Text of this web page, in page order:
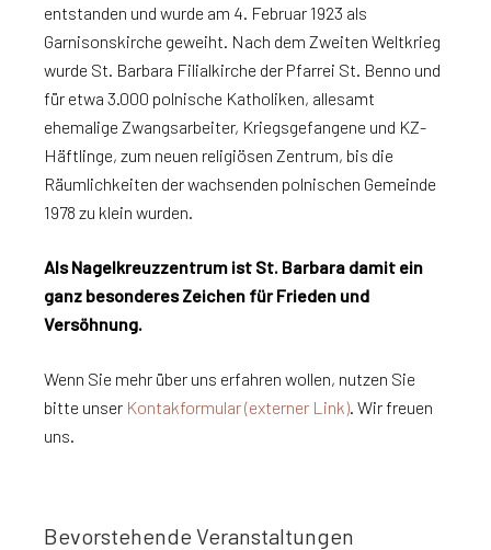
entstanden und wurde am 4. Februar 1923 als
Garnisonskirche geweiht. Nach dem Zweiten Weltkrieg
wurde St. Barbara Filialkirche der Pfarrei St. Benno und
für etwa 3.000 polnische Katholiken, allesamt
ehemalige Zwangsarbeiter, Kriegsgefangene und KZ-
Häftlinge, zum neuen religiösen Zentrum, bis die
Räumlichkeiten der wachsenden polnischen Gemeinde
1978 zu klein wurden.
Als Nagelkreuzzentrum ist St. Barbara damit ein
ganz besonderes Zeichen für Frieden und
Versöhnung.
Wenn Sie mehr über uns erfahren wollen, nutzen Sie
bitte unser Kontakformular (externer Link). Wir freuen
uns.
Bevorstehende Veranstaltungen